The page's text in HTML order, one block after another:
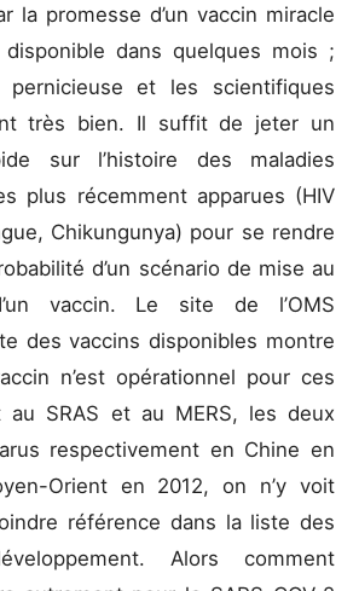
la promesse d’un vaccin miracle
dans quelques mois ;
pernicieuse et les scientifiques
très bien. Il suffit de jeter un
sur l’histoire des maladies
plus récemment apparues (HIV
Chikungunya) pour se rendre
d’un scénario de mise au
vaccin. Le site de l’OMS
des vaccins disponibles montre
n’est opérationnel pour ces
au SRAS et au MERS, les deux
respectivement en Chine en
Orient en 2012, on n’y voit
référence dans la liste des
Alors comment